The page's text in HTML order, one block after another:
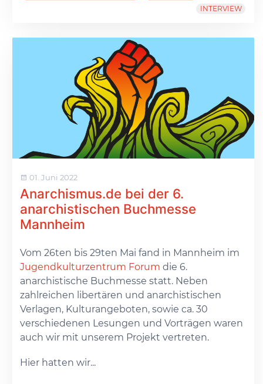
INTERVIEW
01. Juni 2022
Anarchismus.de bei der 6.
anarchistischen Buchmesse
Mannheim
Vom 26ten bis 29ten Mai fand in Mannheim im
Jugendkulturzentrum Forum die 6.
anarchistische Buchmesse statt. Neben
zahlreichen libertären und anarchistischen
Verlagen, Kulturangeboten, sowie ca. 30
verschiedenen Lesungen und Vorträgen waren
auch wir mit unserem Projekt vertreten.
Hier hatten wir...